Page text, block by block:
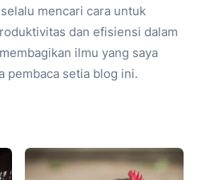
mencari cara untuk
dan efisiensi dalam
ilmu yang saya
pembaca setia blog ini.